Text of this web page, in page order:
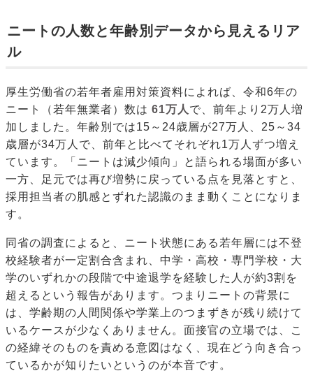
ニートの人数と年齢別データから見えるリア
ル
厚生労働省の若年者雇用対策資料によれば、令和6年の
ニート（若年無業者）数は 61万人 で、前年より2万人増
加しました。年齢別では15～24歳層が27万人、25～34
歳層が34万人で、前年と比べてそれぞれ1万人ずつ増え
ています。「ニートは減少傾向」と語られる場面が多い
一方、足元では再び増勢に戻っている点を見落とすと、
採用担当者の肌感とずれた認識のまま動くことになりま
す。
同省の調査によると、ニート状態にある若年層には不登
校経験者が一定割合含まれ、中学・高校・専門学校・大
学のいずれかの段階で中途退学を経験した人が約3割を
超えるという報告があります。つまりニートの背景に
は、学齢期の人間関係や学業上のつまずきが残り続けて
いるケースが少なくありません。面接官の立場では、こ
の経緯そのものを責める意図はなく、現在どう向き合っ
ているかが知りたいというのが本音です。